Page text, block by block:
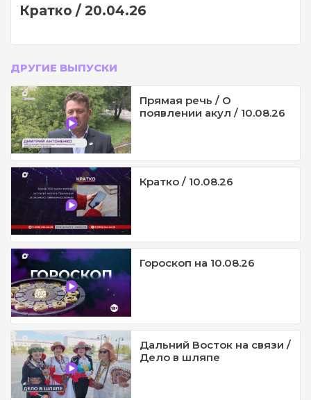
Кратко / 20.04.26
ДРУГИЕ ВЫПУСКИ
Прямая речь / О
появлении акул / 10.08.26
Кратко / 10.08.26
Гороскоп на 10.08.26
Дальний Восток на связи /
Дело в шляпе